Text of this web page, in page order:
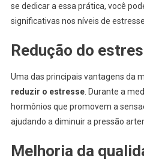
se dedicar a essa prática, você
significativas nos níveis de
Redução do
Uma das principais vantagens da
reduzir o estresse. Durante a
hormônios que promovem a
ajudando a diminuir a pressão
Melhoria da